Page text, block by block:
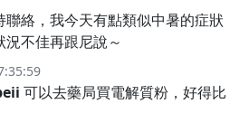
聯絡，我今天有點類似中暑的症狀
不佳再跟尼說～
可以去藥局買電解質粉，好得比